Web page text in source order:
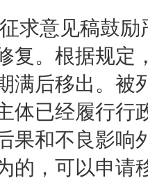
求意见稿鼓
复。根据规定
满后移出。被
体已经履行行
果和不良影响
的，可以申请